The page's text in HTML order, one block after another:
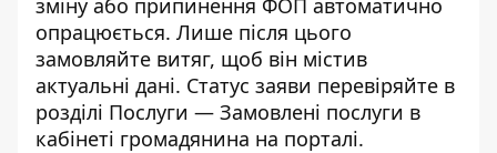
зміну або припинення ФОП автоматично
опрацюється. Лише після цього
замовляйте витяг, щоб він містив
актуальні дані. Статус заяви перевіряйте в
розділі Послуги — Замовлені послуги в
кабінеті громадянина на порталі.